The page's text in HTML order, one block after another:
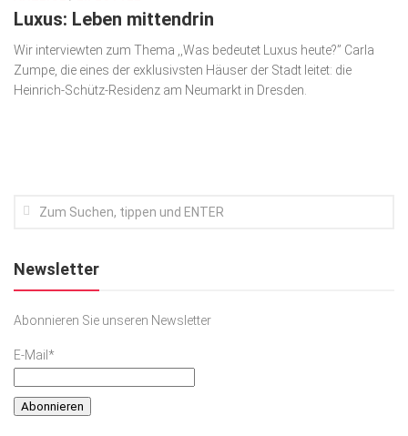
Top Branchen
SACHSEN IN PARIS
Luxus: Leben mittendrin
Wir interviewten zum Thema ,,Was bedeutet Luxus heute?” Carla
Zumpe, die eines der exklusivsten Häuser der Stadt leitet: die
Heinrich-Schütz-Residenz am Neumarkt in Dresden.
Newsletter
Abonnieren Sie unseren Newsletter
E-Mail*